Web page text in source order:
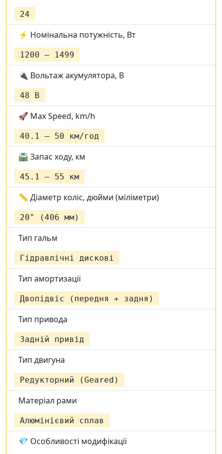
24
⚡ Номінальна потужність, Вт
1200 – 1499
🔌 Вольтаж акумулятора, В
48 В
🚀 Max Speed, km/h
40.1 – 50 км/год
🛣️ Запас ходу, км
45.1 – 55 км
📏 Діаметр коліс, дюйми (міліметри)
20" (406 мм)
Тип гальм
Гідравлічні дискові
Тип амортизації
Двопідвіс (передня + задня)
Тип привода
Задній привід
Тип двигуна
Редукторний (Geared)
Матеріал рами
Алюмінієвий сплав
💎 Особливості модифікації